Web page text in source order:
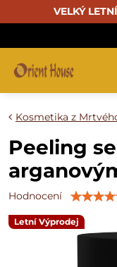
VELKÝ
Letní Výprodej
Kosmetika z
Peeling
Hodnocení